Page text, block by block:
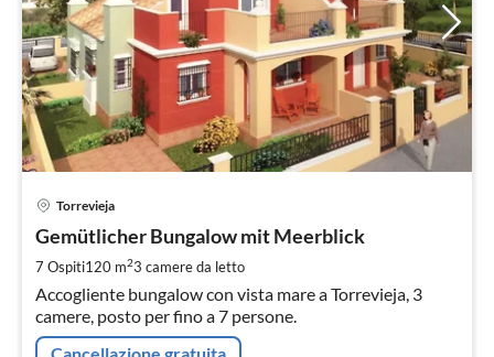
Torrevieja
Gemütlicher Bungalow mit Meerblick
7 Ospiti120 m23 camere da letto
Accogliente bungalow con vista mare a Torrevieja, 3
camere, posto per fino a 7 persone.